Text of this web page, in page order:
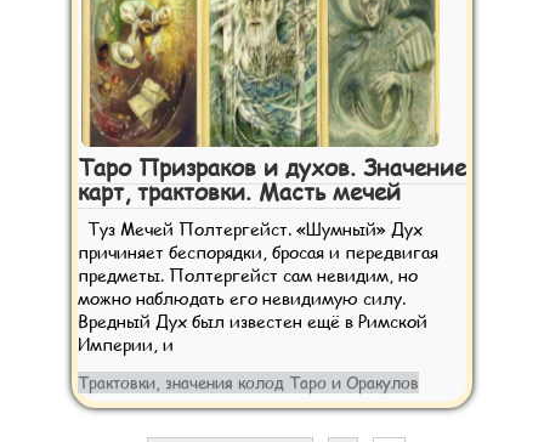
Таро Призраков и духов. Значение
карт, трактовки. Масть мечей
Туз Мечей Полтергейст. «Шумный» Дух
причиняет беспорядки, бросая и передвигая
предметы. Полтергейст сам невидим, но
можно наблюдать его невидимую силу.
Вредный Дух был известен ещё в Римской
Империи, и
Трактовки, значения колод Таро и Оракулов